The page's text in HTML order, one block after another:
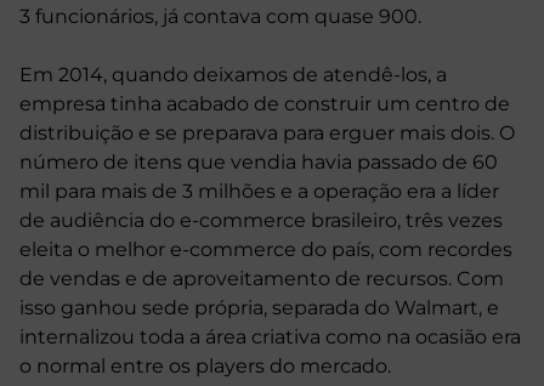
3 funcionários, já contava com quase 900.
Em 2014, quando deixamos de atendê-los, a
empresa tinha acabado de construir um centro de
distribuição e se preparava para erguer mais dois. O
número de itens que vendia havia passado de 60
mil para mais de 3 milhões e a operação era a líder
de audiência do e-commerce brasileiro, três vezes
eleita o melhor e-commerce do país, com recordes
de vendas e de aproveitamento de recursos. Com
isso ganhou sede própria, separada do Walmart, e
internalizou toda a área criativa como na ocasião era
o normal entre os players do mercado.